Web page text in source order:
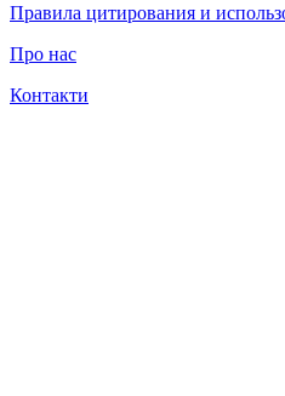
Правила цитирования и
Про нас
Контакти